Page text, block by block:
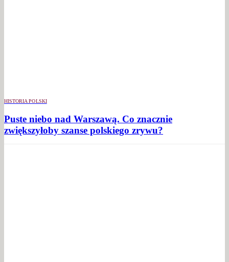
HISTORIA POLSKI
Puste niebo nad Warszawą. Co znacznie
zwiększyłoby szanse polskiego zrywu?